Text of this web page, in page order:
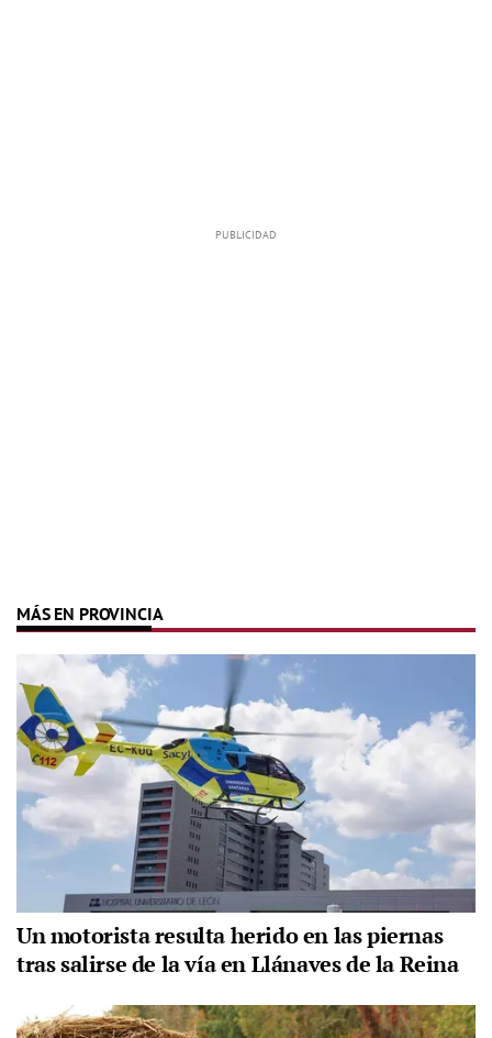
MÁS EN PROVINCIA
Un motorista resulta herido en las piernas
tras salirse de la vía en Llánaves de la Reina